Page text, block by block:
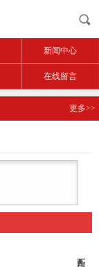
新闻中心
在线留言
更多>>
配